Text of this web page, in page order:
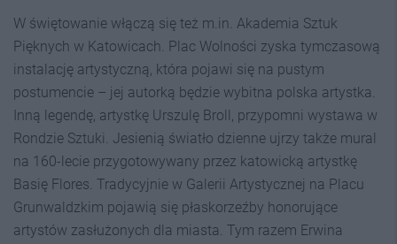
W świętowanie włączą się też m.in. Akademia Sztuk
Pięknych w Katowicach. Plac Wolności zyska tymczasową
instalację artystyczną, która pojawi się na pustym
postumencie – jej autorką będzie wybitna polska artystka.
Inną legendę, artystkę Urszulę Broll, przypomni wystawa w
Rondzie Sztuki. Jesienią światło dzienne ujrzy także mural
na 160-lecie przygotowywany przez katowicką artystkę
Basię Flores. Tradycyjnie w Galerii Artystycznej na Placu
Grunwaldzkim pojawią się płaskorzeźby honorujące
artystów zasłużonych dla miasta. Tym razem Erwina